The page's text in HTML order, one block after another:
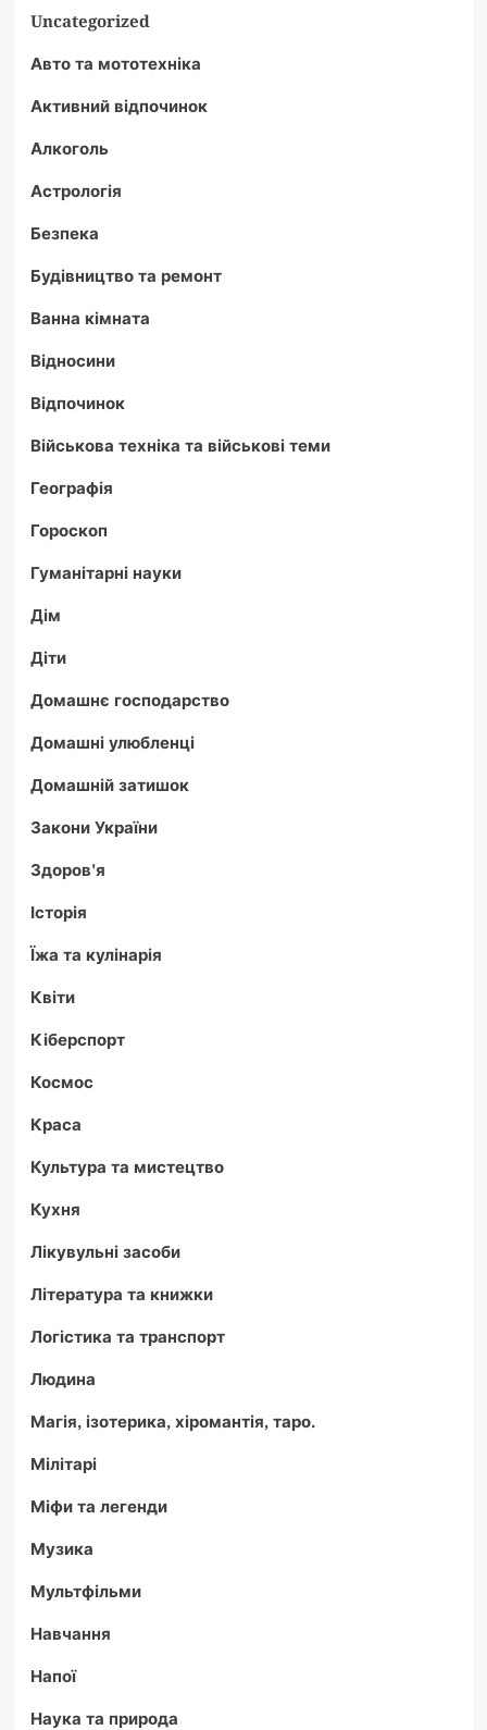
Uncategorized
Авто та мототехніка
Активний відпочинок
Алкоголь
Астрологія
Безпека
Будівництво та ремонт
Ванна кімната
Відносини
Відпочинок
Військова техніка та військові теми
Географія
Гороскоп
Гуманітарні науки
Дім
Діти
Домашнє господарство
Домашні улюбленці
Домашній затишок
Закони України
Здоров'я
Історія
Їжа та кулінарія
Квіти
Кіберспорт
Космос
Краса
Культура та мистецтво
Кухня
Лікувульні засоби
Література та книжки
Логістика та транспорт
Людина
Магія, ізотерика, хіромантія, таро.
Мілітарі
Міфи та легенди
Музика
Мультфільми
Навчання
Напої
Наука та природа